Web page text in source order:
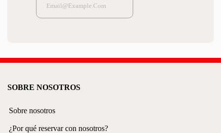
SOBRE NOSOTROS
Sobre nosotros
¿Por qué reservar con nosotros?